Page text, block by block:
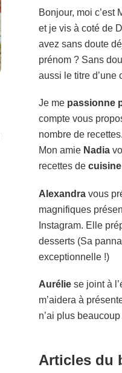
Bonjour, moi c’est
et je vis à coté de
avez sans doute
prénom ? Sans
aussi le titre d’une
Je me passionne
compte vous
nombre de recettes.
Mon amie Nadia
recettes de
Alexandra vous
magnifiques
Instagram. Elle
desserts (Sa
exceptionnelle !)
Aurélie se joint à
m’aidera à
n’ai plus
Articles du